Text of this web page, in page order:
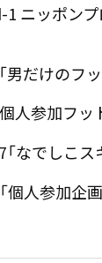
1 ニッポン
男だけのフ
個人参加フ
「なでしこ
個人参加企